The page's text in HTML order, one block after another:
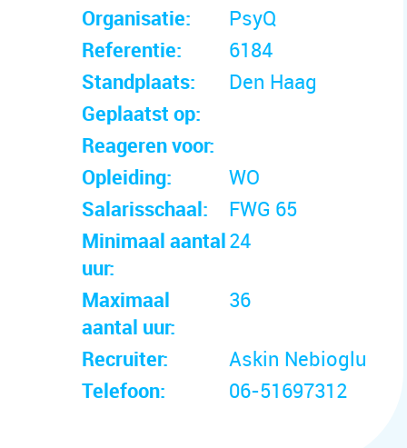
Organisatie:
PsyQ
Referentie:
6184
Standplaats:
Den Haag
Geplaatst op:
Reageren voor:
Opleiding:
WO
Salarisschaal:
FWG 65
Minimaal aantal
uur:
24
Maximaal
aantal uur:
36
Recruiter:
Askin Nebioglu
Telefoon:
06-51697312